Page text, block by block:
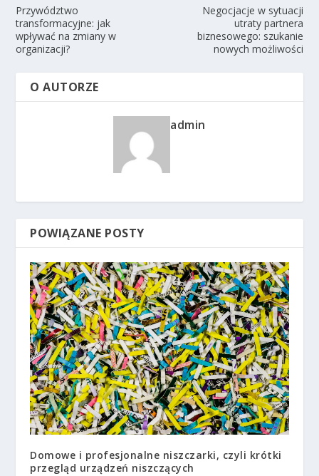
Przywództwo
transformacyjne: jak
wpływać na zmiany w
organizacji?
Negocjacje w sytuacji
utraty partnera
biznesowego: szukanie
nowych możliwości
O AUTORZE
admin
POWIĄZANE POSTY
Domowe i profesjonalne niszczarki, czyli krótki
przegląd urządzeń niszczących